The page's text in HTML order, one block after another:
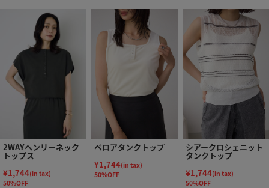
2WAYヘンリーネック
トップス
¥1,744(in tax)
50%OFF
ベロアタンクトップ
¥1,744(in tax)
50%OFF
シアークロシェニット
タンクトップ
¥1,744(in tax)
50%OFF